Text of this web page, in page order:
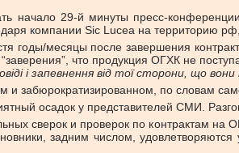
начало 29-й минуты пресс-
компании Sic Lucea на территорию
годы/месяцы после завершения
что продукция ОГХК не
і запевнення від тої сторони, що
и забюрократизированном, по словам
осадок у представителей СМИ.
сверок и проверок по контрактам
задним числом,